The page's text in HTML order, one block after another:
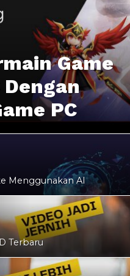
Game
PC
Menggunakan AI
Terbaru